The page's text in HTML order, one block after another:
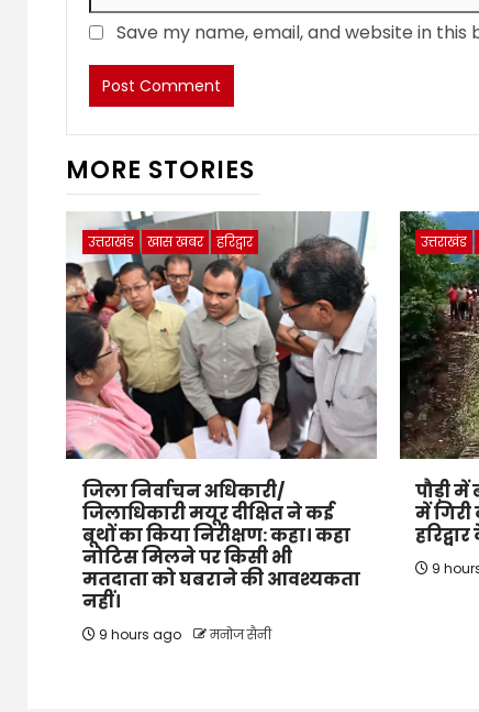
Save my name, email, and website in
MORE STORIES
उत्तराखंड खास खबर हरिद्वार
जिला निर्वाचन अधिकारी/
जिलाधिकारी मयूर दीक्षित ने कई
बूथों का किया निरीक्षण: कहा। कहा
नोटिस मिलने पर किसी भी
मतदाता को घबराने की आवश्यकता
नहीं।
9 hours ago मनोज सैनी
उत्तराखंड
पौड़ी में
में
9